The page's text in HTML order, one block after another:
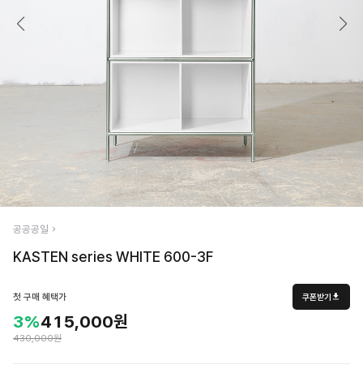
공공공일
KASTEN series WHITE 600-3F
첫 구매 혜택가 쿠폰받기
3%415,000원
430,000원